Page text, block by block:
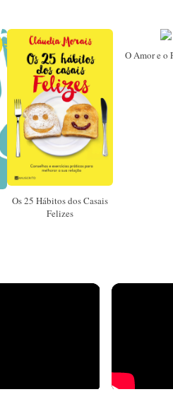
Os 25 Hábitos dos Casais
Felizes
O Amor e o